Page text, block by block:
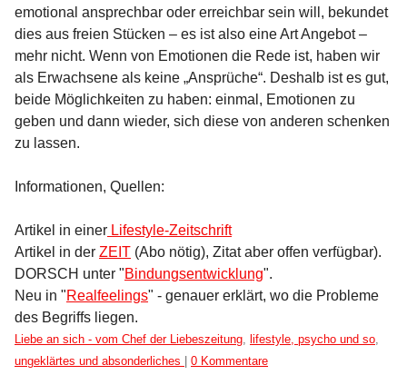
emotional ansprechbar oder erreichbar sein will, bekundet
dies aus freien Stücken – es ist also eine Art Angebot –
mehr nicht. Wenn von Emotionen die Rede ist, haben wir
als Erwachsene als keine „Ansprüche“. Deshalb ist es gut,
beide Möglichkeiten zu haben: einmal, Emotionen zu
geben und dann wieder, sich diese von anderen schenken
zu lassen.
Informationen, Quellen:
Artikel in einer Lifestyle-Zeitschrift
Artikel in der ZEIT (Abo nötig), Zitat aber offen verfügbar).
DORSCH unter "Bindungsentwicklung".
Neu in "Realfeelings" - genauer erklärt, wo die Probleme
des Begriffs liegen.
Kategorien:
Liebe an sich - vom Chef der Liebeszeitung, lifestyle, psycho und so,
ungeklärtes und absonderliches
0 Kommentare